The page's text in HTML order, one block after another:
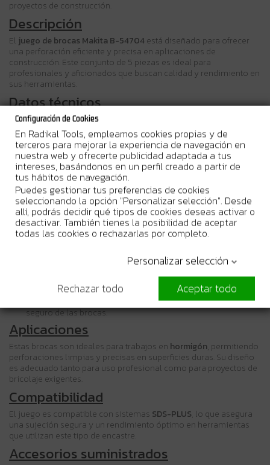
proyectos de construcción.
Descripción
El juego de brocas Makita B-54704 está diseñado para ofrecer
una perforación eficiente y precisa en aplicaciones de
construcción. Este conjunto de 5 piezas es ideal para
profesionales y aficionados que buscan calidad y rendimiento en
sus herramientas.
Datos técnicos
Diámetros:
Longitudes totales:
110 mm y 160 mm
Longitudes útiles:
50 mm y 100 mm
Compatibilidad:
Sistemas SDS-PLUS
Características destacadas
Hoja de doble filo: permite una perforación rápida y
Punta de carburo de tungsteno: aumenta la eficacia y
: garantiza una mayor resistencia y vida útil
de las brocas.
: facilita el almacenamiento y transporte
seguro de las brocas.
Aplicaciones
Estas brocas son ideales para trabajos en hormigón, permitiendo
perforaciones limpias y precisas en superficies duras. Su diseño
es adecuado tanto para uso profesional como para proyectos de
bricolaje exigentes.
Compatibilidad
El juego es compatible con sistemas SDS-PLUS, lo que asegura
una sujeción segura y un rendimiento óptimo en herramientas
que utilizan este tipo de encastre.
Accesorios suministrados
Configuración de Cookies
En Radikal Tools, empleamos cookies propias y de
terceros para mejorar la experiencia de navegación en
nuestra web y ofrecerte publicidad adaptada a tus
intereses, basándonos en un perfil creado a partir de
tus hábitos de navegación.
Puedes gestionar tus preferencias de cookies
seleccionando la opción "Personalizar selección". Desde
allí, podrás decidir qué tipos de cookies deseas activar o
desactivar. También tienes la posibilidad de aceptar
todas las cookies o rechazarlas por completo.
Personalizar selección
Rechazar todo
Aceptar todo